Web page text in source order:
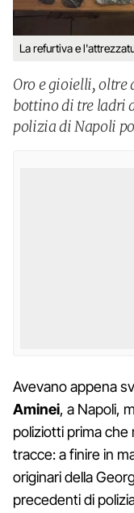
La refurtiva e
Oro e gioielli,
bottino di tre ladri
polizia di Napoli
Avevano appena
Aminei, a Napoli,
poliziotti prima
tracce: a finire in
originari della
precedenti di